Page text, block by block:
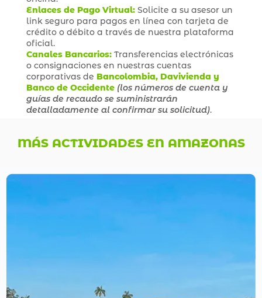
Enlaces de Pago Virtual: Solicite a su asesor un
link seguro para pagos en línea con tarjeta de
crédito o débito a través de nuestra plataforma
oficial.
Canales Bancarios: Transferencias electrónicas
o consignaciones en nuestras cuentas
corporativas de Bancolombia, Davivienda y
Banco de Occidente (los números de cuenta y
guías de recaudo se suministrarán
detalladamente al confirmar su solicitud).
MÁS ACTIVIDADES EN AMAZONAS